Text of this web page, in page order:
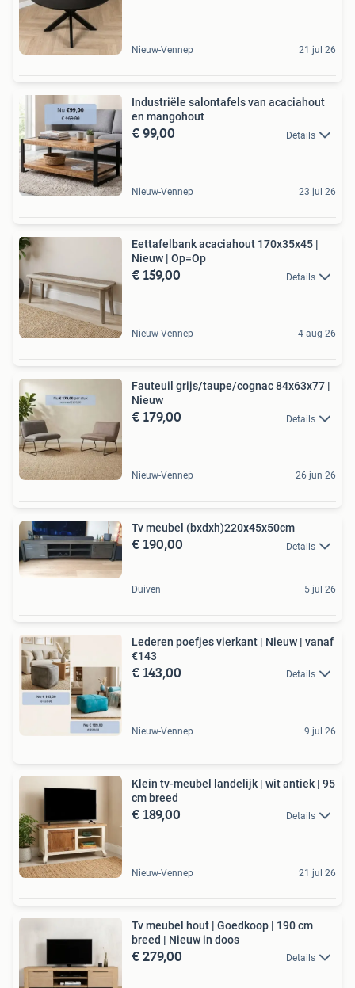
Nieuw-Vennep 21 jul 26
Industriële salontafels van acaciahout
en mangohout
€ 99,00 Details
Nieuw-Vennep 23 jul 26
Eettafelbank acaciahout 170x35x45 |
Nieuw | Op=Op
€ 159,00 Details
Nieuw-Vennep 4 aug 26
Fauteuil grijs/taupe/cognac 84x63x77 |
Nieuw
€ 179,00 Details
Nieuw-Vennep 26 jun 26
Tv meubel (bxdxh)220x45x50cm
€ 190,00 Details
Duiven 5 jul 26
Lederen poefjes vierkant | Nieuw | vanaf
€143
€ 143,00 Details
Nieuw-Vennep 9 jul 26
Klein tv-meubel landelijk | wit antiek | 95
cm breed
€ 189,00 Details
Nieuw-Vennep 21 jul 26
Tv meubel hout | Goedkoop | 190 cm
breed | Nieuw in doos
€ 279,00 Details